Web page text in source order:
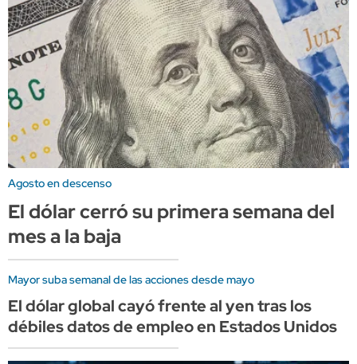
Agosto en descenso
El dólar cerró su primera semana del
mes a la baja
Mayor suba semanal de las acciones desde mayo
El dólar global cayó frente al yen tras los
débiles datos de empleo en Estados Unidos